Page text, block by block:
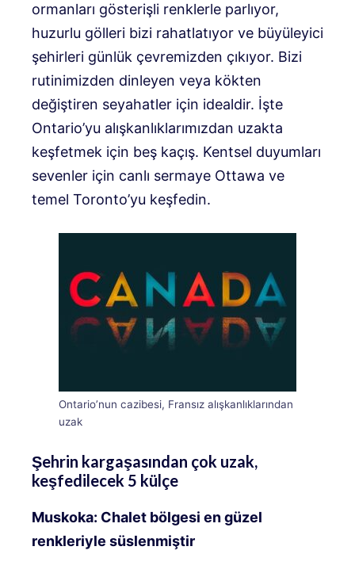
ormanları gösterişli renklerle parlıyor,
huzurlu gölleri bizi rahatlatıyor ve büyüleyici
şehirleri günlük çevremizden çıkıyor. Bizi
rutinimizden dinleyen veya kökten
değiştiren seyahatler için idealdir. İşte
Ontario’yu alışkanlıklarımızdan uzakta
keşfetmek için beş kaçış. Kentsel duyumları
sevenler için canlı sermaye Ottawa ve
temel Toronto’yu keşfedin.
Ontario’nun cazibesi, Fransız alışkanlıklarından
uzak
Şehrin kargaşasından çok uzak,
keşfedilecek 5 külçe
Muskoka: Chalet bölgesi en güzel
renkleriyle süslenmiştir